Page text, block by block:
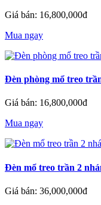
Giá bán: 16,800,000đ
Mua ngay
Đèn phòng mổ treo
Giá bán: 16,800,000đ
Mua ngay
Đèn mổ treo trần 2
Giá bán: 36,000,000đ